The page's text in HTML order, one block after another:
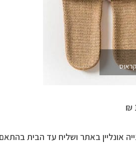
אונליין באתר ושליח עד הבית